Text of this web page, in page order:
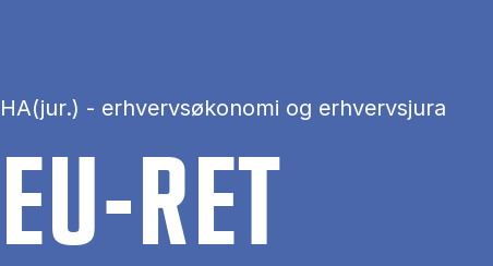
HA(jur.) - erhvervsøkonomi og erhvervsjura
EU-RET